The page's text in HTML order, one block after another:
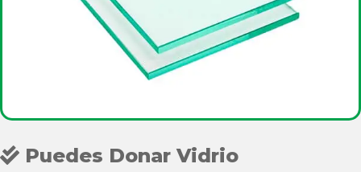
Puedes Donar Vidrio